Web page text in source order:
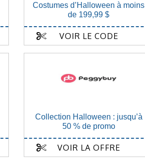
Costumes d’Halloween à moins
de 199,99 $
VOIR LE CODE
Collection Halloween : jusqu’à
50 % de promo
VOIR LA OFFRE